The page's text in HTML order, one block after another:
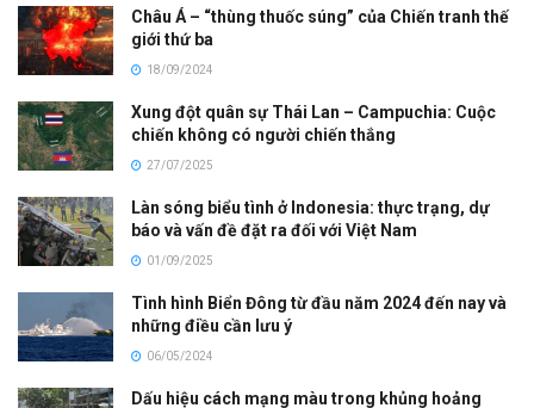
Châu Á – “thùng thuốc súng” của Chiến tranh thế
giới thứ ba
18/09/2024
Xung đột quân sự Thái Lan – Campuchia: Cuộc
chiến không có người chiến thắng
27/07/2025
Làn sóng biểu tình ở Indonesia: thực trạng, dự
báo và vấn đề đặt ra đối với Việt Nam
01/09/2025
Tình hình Biển Đông từ đầu năm 2024 đến nay và
những điều cần lưu ý
06/05/2024
Dấu hiệu cách mạng màu trong khủng hoảng